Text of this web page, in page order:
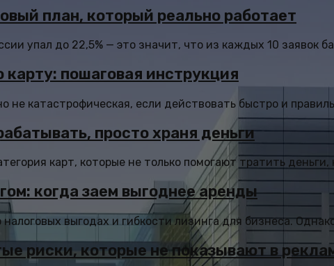
план, который реально работает
упал до 22,5% — это значит, что из каждых 10 заявок
пошаговая инструкция
катастрофическая, если действовать быстро и
просто храня деньги
карт, которые не только помогают тратить
когда заем выгоднее аренды
выгодах и гибкости лизинга для бизнеса.
риски, которые не показывают в